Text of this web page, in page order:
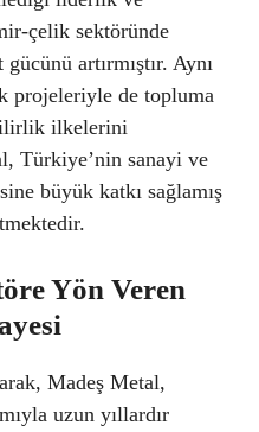
çelik sektöründe
artırmıştır. Aynı
projeleriyle de topluma
ilkelerini
Türkiye’nin sanayi ve
büyük katkı sağlamış
Yön Veren
Madeş Metal,
uzun yıllardır